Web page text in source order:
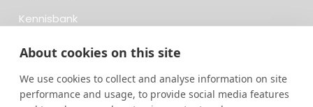
About cookies on this site
We use cookies to collect and analyse information on site
performance and usage, to provide social media features
Kennisbank
Beoordelingen
Meteen opzeggen